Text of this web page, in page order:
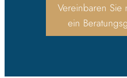
Vereinbaren Sie
ein